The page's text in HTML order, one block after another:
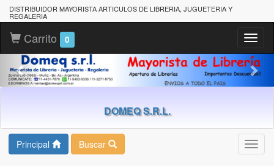
DISTRIBUIDOR MAYORISTA ARTICULOS DE LIBRERIA, JUGUETERIA Y
REGALERIA
Carrito 0
DOMEQ S.R.L.
Principal Buscar